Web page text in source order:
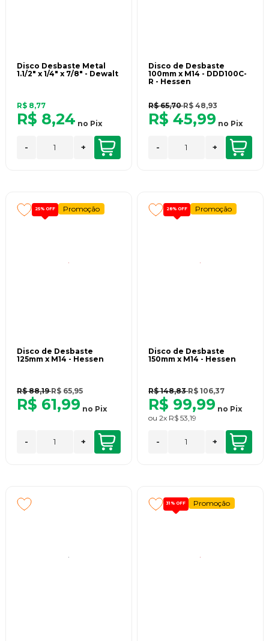
Disco Desbaste Metal
1.1/2" x 1/4" x 7/8" - Dewalt
R$ 8,77
R$ 8,24 no Pix
- +
Disco de Desbaste
100mm x M14 - DDD100C-
R - Hessen
R$ 65,70R$ 48,93
R$ 45,99 no Pix
- +
25% OFF Promoção
Disco de Desbaste
125mm x M14 - Hessen
R$ 88,19R$ 65,95
R$ 61,99 no Pix
- +
28% OFF Promoção
Disco de Desbaste
150mm x M14 - Hessen
R$ 148,83R$ 106,37
R$ 99,99 no Pix
ou 2x R$ 53,19
- +
31% OFF Promoção